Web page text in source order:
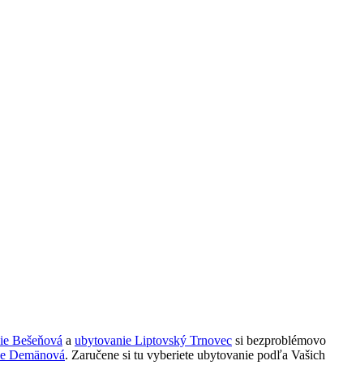
Bešeňová a ubytovanie Liptovský Trnovec si bezproblémovo
Demänová. Zaručene si tu vyberiete ubytovanie podľa Vašich